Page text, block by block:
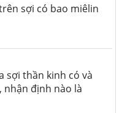
sợi có bao miêlin
sợi thần kinh có và
nhận định nào là